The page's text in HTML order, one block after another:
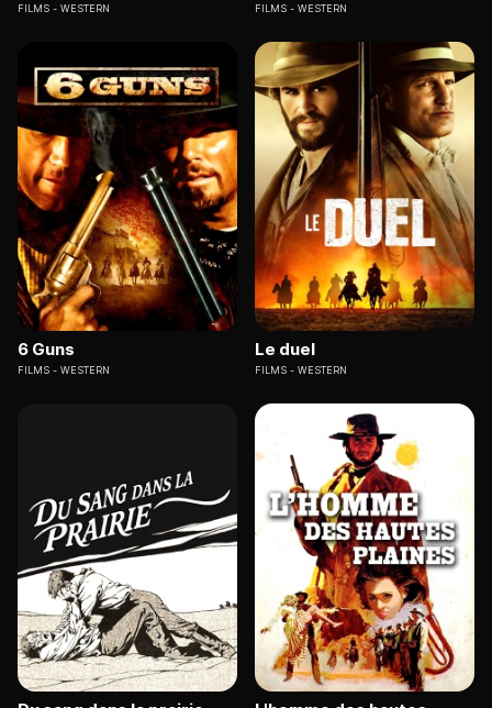
FILMS WESTERN FILMS WESTERN
6 Guns
FILMS WESTERN
Le duel
FILMS WESTERN